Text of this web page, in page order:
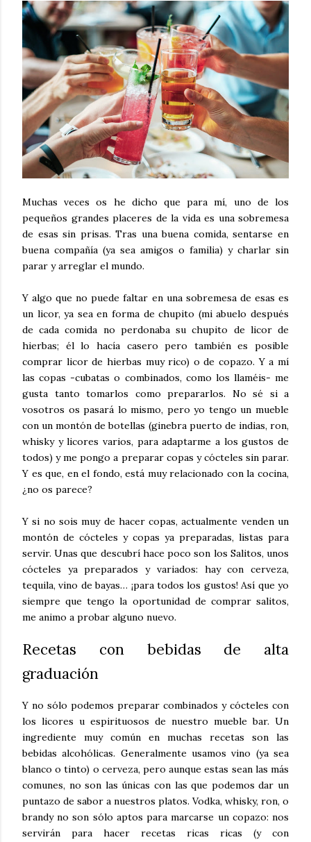
Muchas veces os he dicho que para mí, uno de los
pequeños grandes placeres de la vida es una sobremesa
de esas sin prisas. Tras una buena comida, sentarse en
buena compañía (ya sea amigos o familia) y charlar sin
parar y arreglar el mundo.
Y algo que no puede faltar en una sobremesa de esas es
un licor, ya sea en forma de chupito (mi abuelo después
de cada comida no perdonaba su chupito de licor de
hierbas; él lo hacía casero pero también es posible
comprar licor de hierbas muy rico) o de copazo. Y a mí
las copas -cubatas o combinados, como los llaméis- me
gusta tanto tomarlos como prepararlos. No sé si a
vosotros os pasará lo mismo, pero yo tengo un mueble
con un montón de botellas (ginebra puerto de indias, ron,
whisky y licores varios, para adaptarme a los gustos de
todos) y me pongo a preparar copas y cócteles sin parar.
Y es que, en el fondo, está muy relacionado con la cocina,
¿no os parece?
Y si no sois muy de hacer copas, actualmente venden un
montón de cócteles y copas ya preparadas, listas para
servir. Unas que descubrí hace poco son los Salitos, unos
cócteles ya preparados y variados: hay con cerveza,
tequila, vino de bayas… ¡para todos los gustos! Así que yo
siempre que tengo la oportunidad de comprar salitos,
me animo a probar alguno nuevo.
Recetas con bebidas de alta
graduación
Y no sólo podemos preparar combinados y cócteles con
los licores u espirituosos de nuestro mueble bar. Un
ingrediente muy común en muchas recetas son las
bebidas alcohólicas. Generalmente usamos vino (ya sea
blanco o tinto) o cerveza, pero aunque estas sean las más
comunes, no son las únicas con las que podemos dar un
puntazo de sabor a nuestros platos. Vodka, whisky, ron, o
brandy no son sólo aptos para marcarse un copazo: nos
servirán para hacer recetas ricas ricas (y con